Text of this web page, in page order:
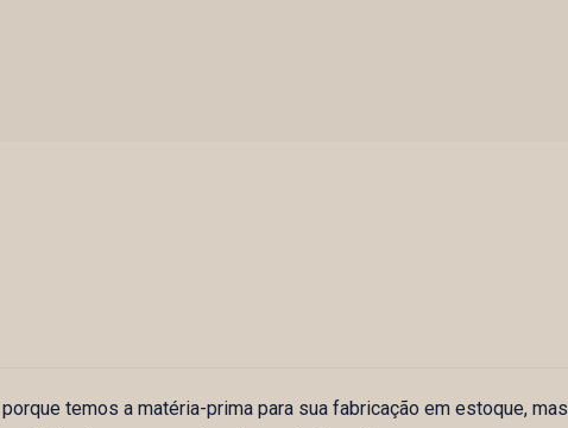
temos a matéria-prima para sua fabricação em estoque, mas